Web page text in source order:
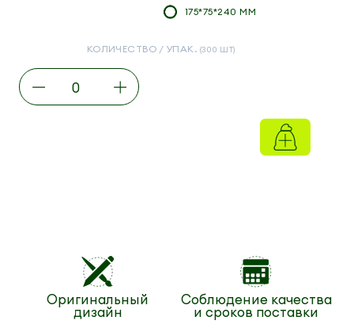
175*75*240 ММ
КОЛИЧЕСТВО / УПАК. (300 ШТ)
Оригинальный
дизайн
Соблюдение качества
и сроков поставки